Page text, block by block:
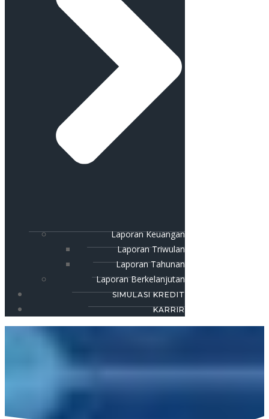
Laporan Keuangan
Laporan Triwulan
Laporan Tahunan
Laporan Berkelanjutan
SIMULASI KREDIT
KARRIR